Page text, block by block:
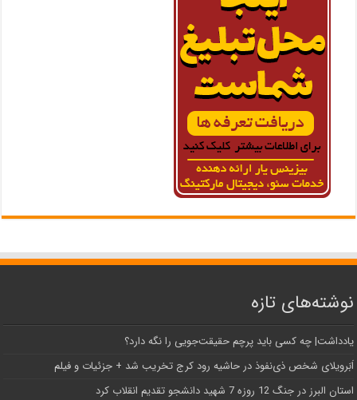
نوشته‌های تازه
یادداشت| ‌چه کسی باید پرچم حقیقت‌جویی را نگه دارد؟
اَبَر‌ویلای شخص ذی‌نفوذ در حاشیه‌ رود کرج تخریب شد + جزئیات و فیلم
استان البرز در جنگ 12 روزه 7 شهید دانشجو تقدیم انقلاب کرد